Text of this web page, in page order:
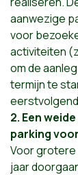
aanwezige
voor
activiteiten
om de
termijn te
2. Een
parking
Voor
jaar